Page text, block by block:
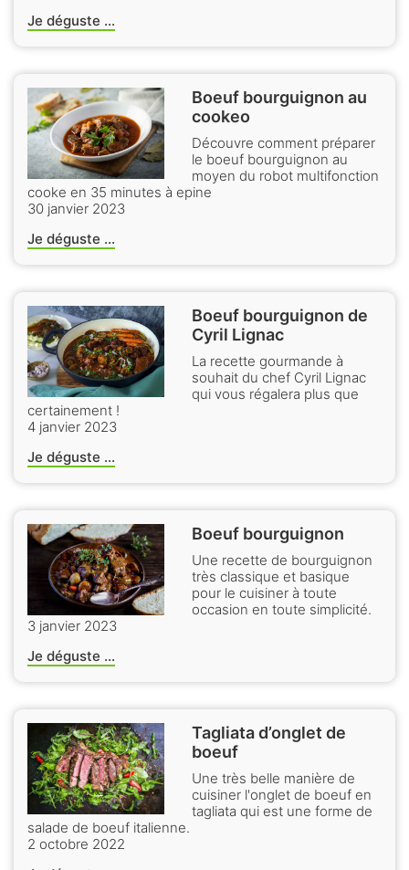
Je déguste ...
Boeuf bourguignon au
cookeo
Découvre comment préparer
le boeuf bourguignon au
moyen du robot multifonction
cooke en 35 minutes à epine
30 janvier 2023
Je déguste ...
Boeuf bourguignon de
Cyril Lignac
La recette gourmande à
souhait du chef Cyril Lignac
qui vous régalera plus que
certainement !
4 janvier 2023
Je déguste ...
Boeuf bourguignon
Une recette de bourguignon
très classique et basique
pour le cuisiner à toute
occasion en toute simplicité.
3 janvier 2023
Je déguste ...
Tagliata d’onglet de
boeuf
Une très belle manière de
cuisiner l'onglet de boeuf en
tagliata qui est une forme de
salade de boeuf italienne.
2 octobre 2022